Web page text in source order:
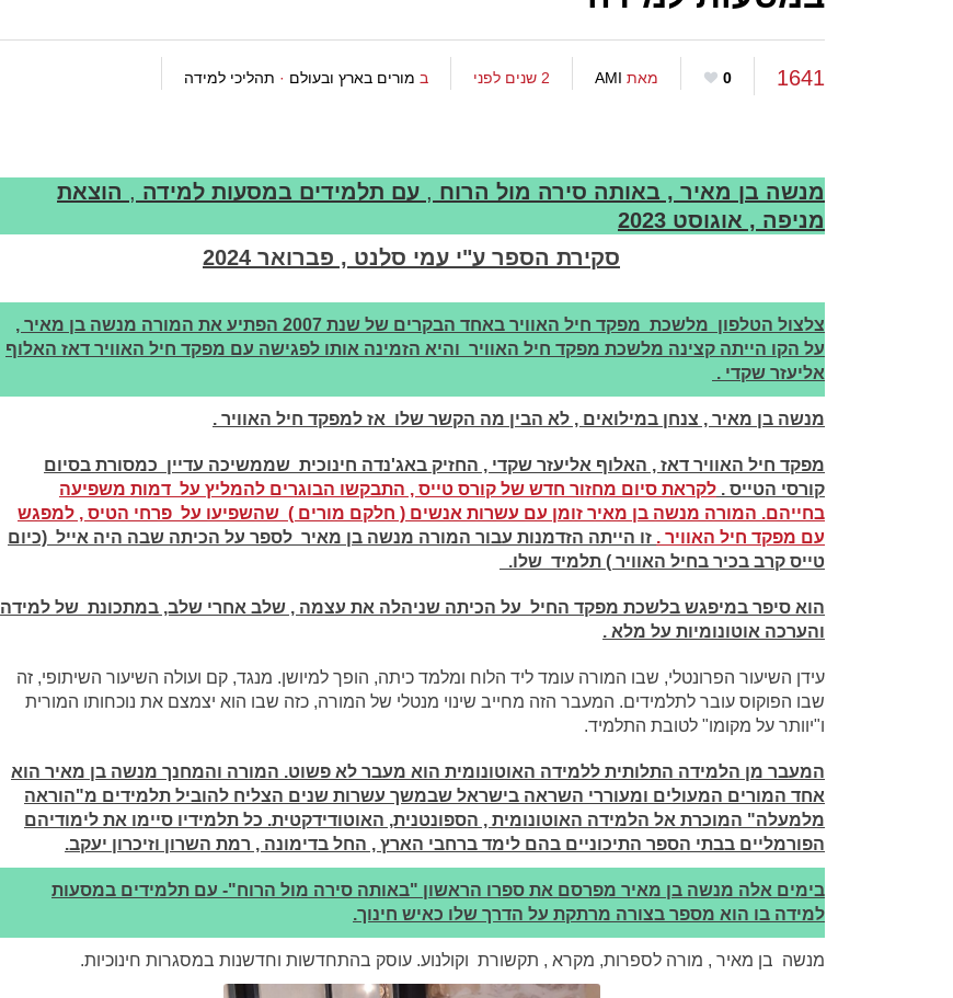
1641
0 מאת AMI 2 שנים לפני ב מורים בארץ ובעולם · תהליכי למידה
מנשה בן מאיר , באותה סירה מול הרוח , עם תלמידים במסעות למידה , הוצאת
מניפה , אוגוסט 2023
סקירת הספר ע"י עמי סלנט , פברואר 2024
צלצול הטלפון מלשכת מפקד חיל האוויר באחד הבקרים של שנת 2007 הפתיע את המורה מנשה בן מאיר ,
על הקו הייתה קצינה מלשכת מפקד חיל האוויר והיא הזמינה אותו לפגישה עם מפקד חיל האוויר דאז האלוף
אליעזר שקדי .
מנשה בן מאיר , צנחן במילואים , לא הבין מה הקשר שלו אז למפקד חיל האוויר .
מפקד חיל האוויר דאז , האלוף אליעזר שקדי , החזיק באג'נדה חינוכית שממשיכה עדיין כמסורת בסיום
קורסי הטייס . לקראת סיום מחזור חדש של קורס טייס , התבקשו הבוגרים להמליץ על דמות משפיעה
בחייהם. המורה מנשה בן מאיר זומן עם עשרות אנשים ( חלקם מורים ) שהשפיעו על פרחי הטיס , למפגש
עם מפקד חיל האוויר . זו הייתה הזדמנות עבור המורה מנשה בן מאיר לספר על הכיתה שבה היה אייל (כיום
טייס קרב בכיר בחיל האוויר ) תלמיד שלו.
הוא סיפר במיפגש בלשכת מפקד החיל על הכיתה שניהלה את עצמה , שלב אחרי שלב, במתכונת של למידה
והערכה אוטונומיות על מלא .
עידן השיעור הפרונטלי, שבו המורה עומד ליד הלוח ומלמד כיתה, הופך למיושן. מנגד, קם ועולה השיעור השיתופי, זה
שבו הפוקוס עובר לתלמידים. המעבר הזה מחייב שינוי מנטלי של המורה, כזה שבו הוא יצמצם את נוכחותו המורית
ו"יוותר על מקומו" לטובת התלמיד.
המעבר מן הלמידה התלותית ללמידה האוטונומית הוא מעבר לא פשוט. המורה והמחנך מנשה בן מאיר הוא
אחד המורים המעולים ומעוררי השראה בישראל שבמשך עשרות שנים הצליח להוביל תלמידים מ"הוראה
מלמעלה" המוכרת אל הלמידה האוטונומית , הספונטנית, האוטודידקטית. כל תלמידיו סיימו את לימודיהם
הפורמליים בבתי הספר התיכוניים בהם לימד ברחבי הארץ , החל בדימונה , רמת השרון וזיכרון יעקב.
בימים אלה מנשה בן מאיר מפרסם את ספרו הראשון "באותה סירה מול הרוח"- עם תלמידים במסעות
למידה בו הוא מספר בצורה מרתקת על הדרך שלו כאיש חינוך.
מנשה בן מאיר , מורה לספרות, מקרא , תקשורת וקולנוע. עוסק בהתחדשות וחדשנות במסגרות חינוכיות.